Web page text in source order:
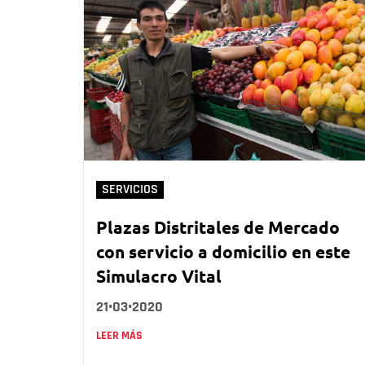
SERVICIOS
Plazas Distritales de Mercado
con servicio a domicilio en este
Simulacro Vital
21•03•2020
LEER MÁS